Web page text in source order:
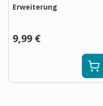
Erweiterung
9,99 €